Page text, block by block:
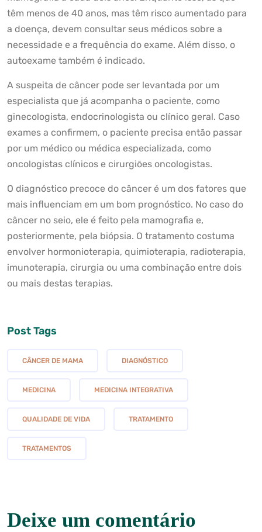
têm menos de 40 anos, mas têm risco aumentado para
a doença, devem consultar seus médicos sobre a
necessidade e a frequência do exame. Além disso, o
autoexame também é indicado.
A suspeita de câncer pode ser levantada por um
especialista que já acompanha o paciente, como
ginecologista, endocrinologista ou clínico geral. Caso
exames a confirmem, o paciente precisa então passar
por um médico ou médica especializada, como
oncologistas clínicos e cirurgiões oncologistas.
O diagnóstico precoce do câncer é um dos fatores que
mais influenciam em um bom prognóstico. No caso do
câncer no seio, ele é feito pela mamografia e,
posteriormente, pela biópsia. O tratamento costuma
envolver hormonioterapia, quimioterapia, radioterapia,
imunoterapia, cirurgia ou uma combinação entre dois
ou mais destas terapias.
Post Tags
CÂNCER DE MAMA DIAGNÓSTICO
MEDICINA MEDICINA INTEGRATIVA
QUALIDADE DE VIDA TRATAMENTO
TRATAMENTOS
Deixe um comentário